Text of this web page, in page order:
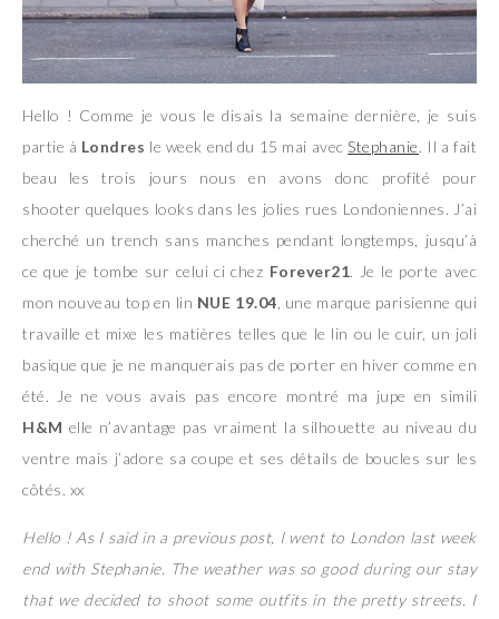
Hello ! Comme je vous le disais la semaine dernière, je suis
partie à Londres le week end du 15 mai avec Stephanie. Il a fait
beau les trois jours nous en avons donc profité pour
shooter quelques looks dans les jolies rues Londoniennes. J’ai
cherché un trench sans manches pendant longtemps, jusqu’à
ce que je tombe sur celui ci chez Forever21. Je le porte avec
mon nouveau top en lin NUE 19.04 , une marque parisienne qui
travaille et mixe les matières telles que le lin ou le cuir, un joli
basique que je ne manquerais pas de porter en hiver comme en
été. Je ne vous avais pas encore montré ma jupe en simili
H&M elle n’avantage pas vraiment la silhouette au niveau du
ventre mais j’adore sa coupe et ses détails de boucles sur les
côtés. xx
Hello ! As I said in a previous post, I went to London last week
end with Stephanie. The weather was so good during our stay
that we decided to shoot some outfits in the pretty streets. I